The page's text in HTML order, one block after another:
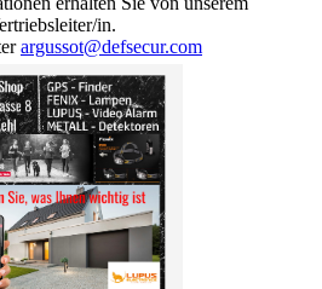
in.
argussot@defsecur.com